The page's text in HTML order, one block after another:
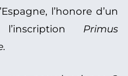
l’honore d’un
Primus